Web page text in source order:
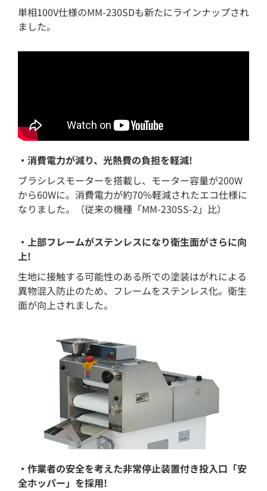
単相100V仕様のMM-230SDも新たにラインナップされ
ました。
・消費電力が減り、光熱費の負担を軽減!
ブラシレスモーターを搭載し、モーター容量が200W
から60Wに。消費電力が約70%軽減されたエコ仕様に
なりました。（従来の機種「MM-230SS-2」比）
・上部フレームがステンレスになり衛生面がさらに向
上!
生地に接触する可能性のある所での塗装はがれによる
異物混入防止のため、フレームをステンレス化。衛生
面が向上されました。
・作業者の安全を考えた非常停止装置付き投入口「安
全ホッパー」を採用!